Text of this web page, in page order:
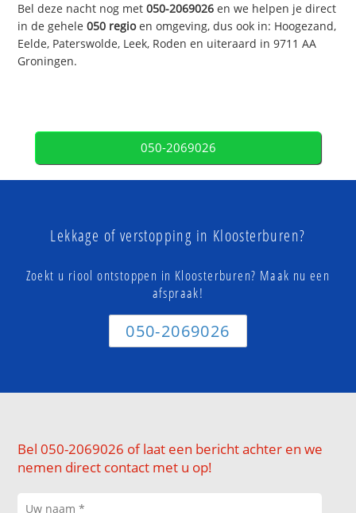
Bel deze nacht nog met050-2069026 en we helpen je direct
in de gehele050 regioen omgeving, dus ook in: Hoogezand,
Eelde, Paterswolde, Leek, Roden en uiteraard in 9711 AA
Groningen.
050-2069026
Lekkage of verstopping in Kloosterburen?
Zoekt u riool ontstoppen in Kloosterburen? Maak nu een
afspraak!
050-2069026
Bel 050-2069026 of laat een bericht achter en we
nemen direct contact met u op!